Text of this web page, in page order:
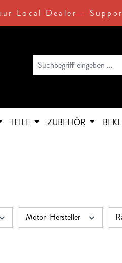
Local Dealer -
TEILE ZUBEHÖR
Motor-Hersteller